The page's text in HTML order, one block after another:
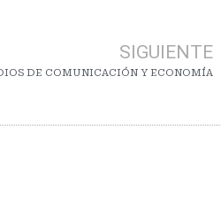
SIGUIENTE
DE COMUNICACIÓN Y ECONOMÍA